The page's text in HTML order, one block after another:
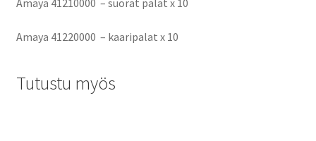
Amaya 41210000 – suorat palat x 10
Amaya 41220000 – kaaripalat x 10
Tutustu myös